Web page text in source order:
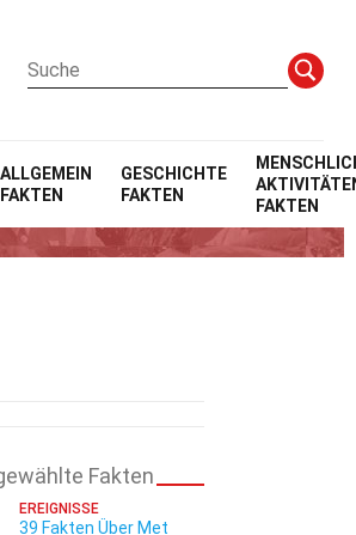
ALLGEMEIN
FAKTEN
GESCHICHTE
FAKTEN
FAKTEN
Fakten
EREIGNISSE
39 Fakten Über Met